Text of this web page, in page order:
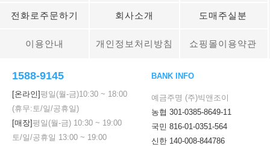
전화로주문하기 회사소개 도매주실분
이용안내 개인정보처리방침 쇼핑몰이용약관
1588-9145
[온라인]평일(월-금)10:30 ~ 18:00
(휴무:토/일/공휴일)
[매장]평일(월-금) 10:30 ~ 19:00
토/일/공휴일 13:00 ~ 19:00
BANK INFO
예금주명 (주)빅앤조이
농협 301-0385-8649-11
국민 816-01-0351-564
신한 140-008-844786